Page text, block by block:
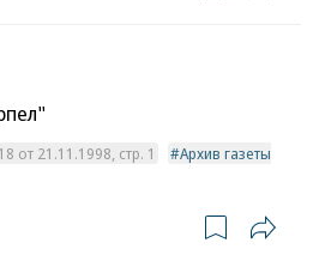
от 21.11.1998, стр. 1
Архив газеты